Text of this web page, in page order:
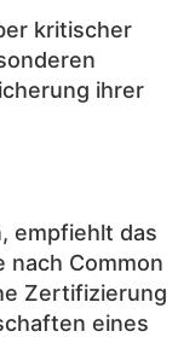
kritischer
ihrer
empfiehlt das
nach Common
Zertifizierung
eines